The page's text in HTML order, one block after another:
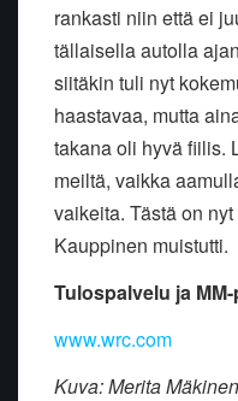
rankasti niin että ei
tällaisella autolla
siitäkin tuli nyt
haastavaa, mutta
takana oli hyvä fiilis.
meiltä, vaikka
vaikeita. Tästä on
Kauppinen muistutti.
Tulospalvelu ja
www.wrc.com
Kuva: Merita Mäkinen